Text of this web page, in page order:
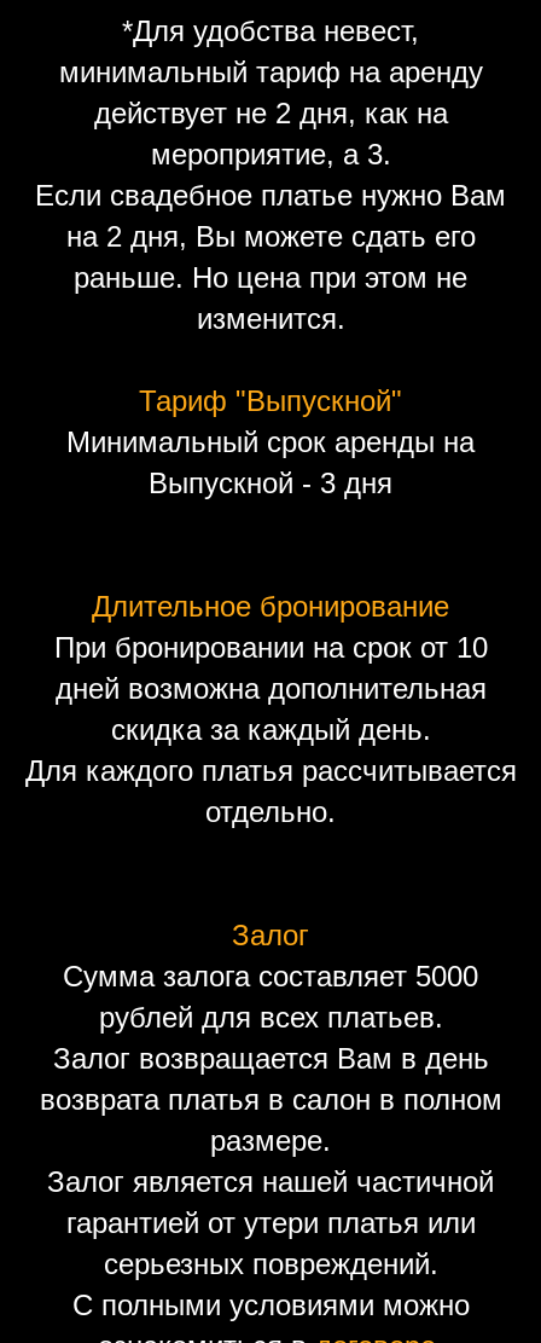
*Для удобства невест,
минимальный тариф на аренду
действует не 2 дня, как на
мероприятие, а 3.
Если свадебное платье нужно Вам
на 2 дня, Вы можете сдать его
раньше. Но цена при этом не
изменится.
Тариф "Выпускной"
Минимальный срок аренды на
Выпускной - 3 дня
Длительное бронирование
При бронировании на срок от 10
дней возможна дополнительная
скидка за каждый день.
Для каждого платья рассчитывается
отдельно.
Залог
Сумма залога составляет 5000
рублей для всех платьев.
Залог возвращается Вам в день
возврата платья в салон в полном
размере.
Залог является нашей частичной
гарантией от утери платья или
серьезных повреждений.
С полными условиями можно